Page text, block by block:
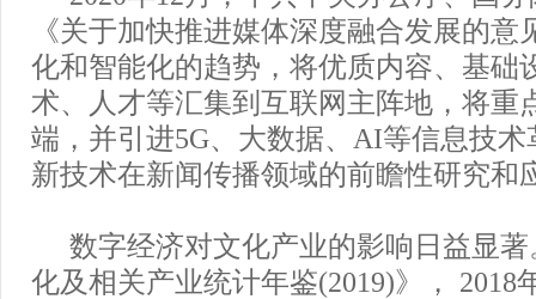
《关于加快推进媒体深度融合发展的意
化和智能化的趋势，将优质内容、基础
术、人才等汇集到互联网主阵地，将重
端，并引进5G、大数据、AI等信息技
新技术在新闻传播领域的前瞻性研究和
数字经济对文化产业的影响日益显
化及相关产业统计年鉴(2019)》， 2018